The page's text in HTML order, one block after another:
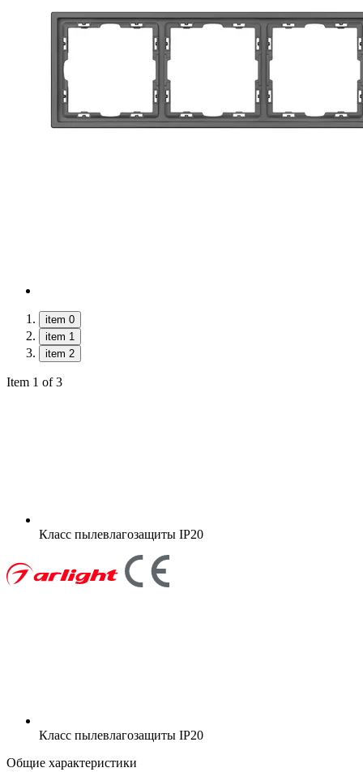
item 0
item 1
item 2
Item 1 of 3
Класс пылевлагозащиты IP20
Класс пылевлагозащиты IP20
Общие характеристики